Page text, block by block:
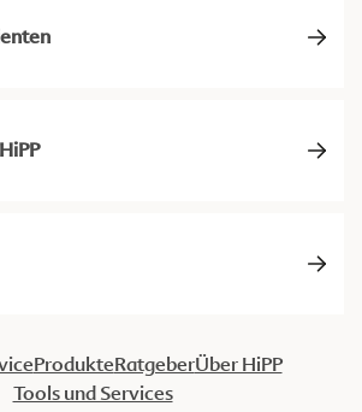
ProdukteRatgeberÜber HiPP
Tools und Services